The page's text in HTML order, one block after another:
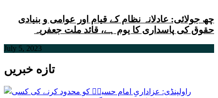
چھ جولائی: عادلانہ نظام کے قیام اور عوامی و بنیادی
حقوق کی پاسداری کا یوم ہے، قائد ملت جعفریہ
July 5, 2023
تازه خبریں